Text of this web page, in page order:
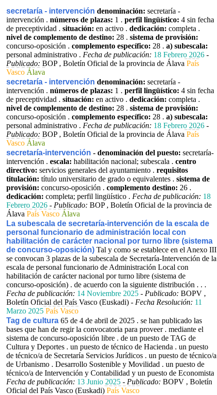
secretaría - intervención denominación: secretaría -
intervención . números de plazas: 1 . perfil lingüístico: 4 sin fecha
de preceptividad . situación: en activo . dedicación: completa .
nivel de complemento de destino: 28 . sistema de provisión:
concurso-oposición . complemento específico: 28 . a) subescala:
personal administrativo . Fecha de publicación: 18 Febrero 2026 -
Publicado: BOP , Boletín Oficial de la provincia de Álava País
Vasco Álava
secretaría - intervención denominación: secretaría -
intervención . números de plazas: 1 . perfil lingüístico: 4 sin fecha
de preceptividad . situación: en activo . dedicación: completa .
nivel de complemento de destino: 28 . sistema de provisión:
concurso-oposición . complemento específico: 28 . a) subescala:
personal administrativo . Fecha de publicación: 18 Febrero 2026 -
Publicado: BOP , Boletín Oficial de la provincia de Álava País
Vasco Álava
secretaría-intervención - denominación del puesto: secretaría-
intervención . escala: habilitación nacional; subescala . centro
directivo: servicios generales del ayuntamiento . requisitos
titulación: título universitario de grado o equivalentes . sistema de
provisión: concurso-oposición . complemento destino: 26 .
dedicación: completa; perfil lingüístico . Fecha de publicación: 18
Febrero 2026 - Publicado: BOP , Boletín Oficial de la provincia de
Álava País Vasco Álava
La subescala de secretaría-intervención de la escala de
personal funcionario de administración local con
habilitación de carácter nacional por turno libre (sistema
de concurso-oposición) Tal y como se establece en el Anexo III
se convocan 3 plazas de la subescala de Secretaría-Intervención de la
escala de personal funcionario de Administración Local con
habilitación de carácter nacional por turno libre (sistema de
concurso-oposición) . de acuerdo con la siguiente distribución . . .
Fecha de publicación: 14 Noviembre 2025 - Publicado: BOPV ,
Boletín Oficial del País Vasco (Euskadi) - Fecha Resolución: 11
Marzo 2025 País Vasco
Tag de cultura 65 de 4 de abril de 2025 . se han publicado las
bases que han de regir la convocatoria para proveer . mediante el
sistema de concurso-oposición libre . de un puesto de TAG de
Cultura y Deportes . un puesto de técnico de Hacienda . un puesto
de técnico/a de Secretaría Servicios Jurídicos . un puesto de técnico/a
de Urbanismo . Desarrollo Sostenible y Movilidad . un puesto de
técnico/a de Intervención y Contabilidad y un puesto de Economista
Fecha de publicación: 13 Junio 2025 - Publicado: BOPV , Boletín
Oficial del País Vasco (Euskadi) País Vasco